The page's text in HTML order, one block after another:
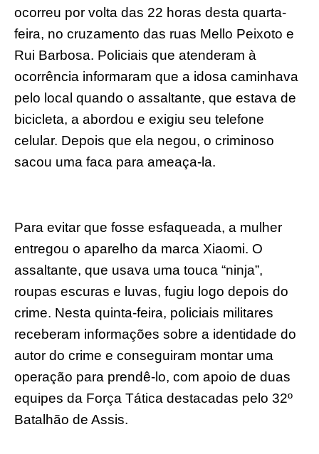
ocorreu por volta das 22 horas desta quarta-
feira, no cruzamento das ruas Mello Peixoto e
Rui Barbosa. Policiais que atenderam à
ocorrência informaram que a idosa caminhava
pelo local quando o assaltante, que estava de
bicicleta, a abordou e exigiu seu telefone
celular. Depois que ela negou, o criminoso
sacou uma faca para ameaça-la.
Para evitar que fosse esfaqueada, a mulher
entregou o aparelho da marca Xiaomi. O
assaltante, que usava uma touca “ninja”,
roupas escuras e luvas, fugiu logo depois do
crime. Nesta quinta-feira, policiais militares
receberam informações sobre a identidade do
autor do crime e conseguiram montar uma
operação para prendê-lo, com apoio de duas
equipes da Força Tática destacadas pelo 32º
Batalhão de Assis.